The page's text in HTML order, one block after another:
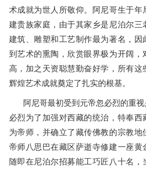
术成就为世人所敬仰。阿尼哥生于年
建贵族家庭，由于其家乡是尼泊尔三
建筑、雕塑和工艺制作最为著名，因
到艺术的熏陶，欣赏眼界极为开阔，
高，加之天资聪慧勤奋好学，所有这
辉煌艺术成就奠定了扎实的根基。
阿尼哥最初受到元帝忽必烈的重
必烈为了加强对西藏的统治，特奉西
为帝师，并确立了藏传佛教的宗教地
帝师八思巴在藏区萨逝寺修建一座黄
随即在尼泊尔招募能工巧匠八十名，